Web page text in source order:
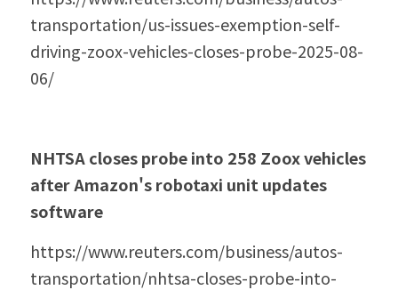
transportation/us-issues-exemption-self-
driving-zoox-vehicles-closes-probe-2025-08-
06/
NHTSA closes probe into 258 Zoox vehicles
after Amazon's robotaxi unit updates
software
https://www.reuters.com/business/autos-
transportation/nhtsa-closes-probe-into-